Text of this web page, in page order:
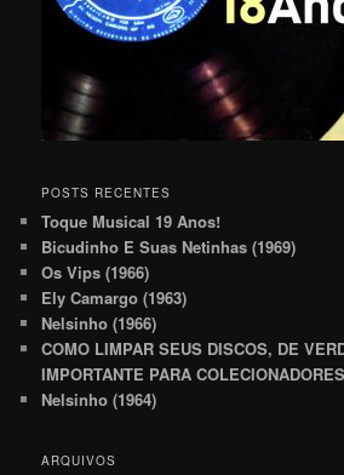
POSTS RECENTES
Toque Musical 19 Anos!
Bicudinho E Suas Netinhas (1969)
Os Vips (1966)
Ely Camargo (1963)
Nelsinho (1966)
COMO LIMPAR SEUS DISCOS, DE
IMPORTANTE PARA COLECIONADORES
Nelsinho (1964)
ARQUIVOS